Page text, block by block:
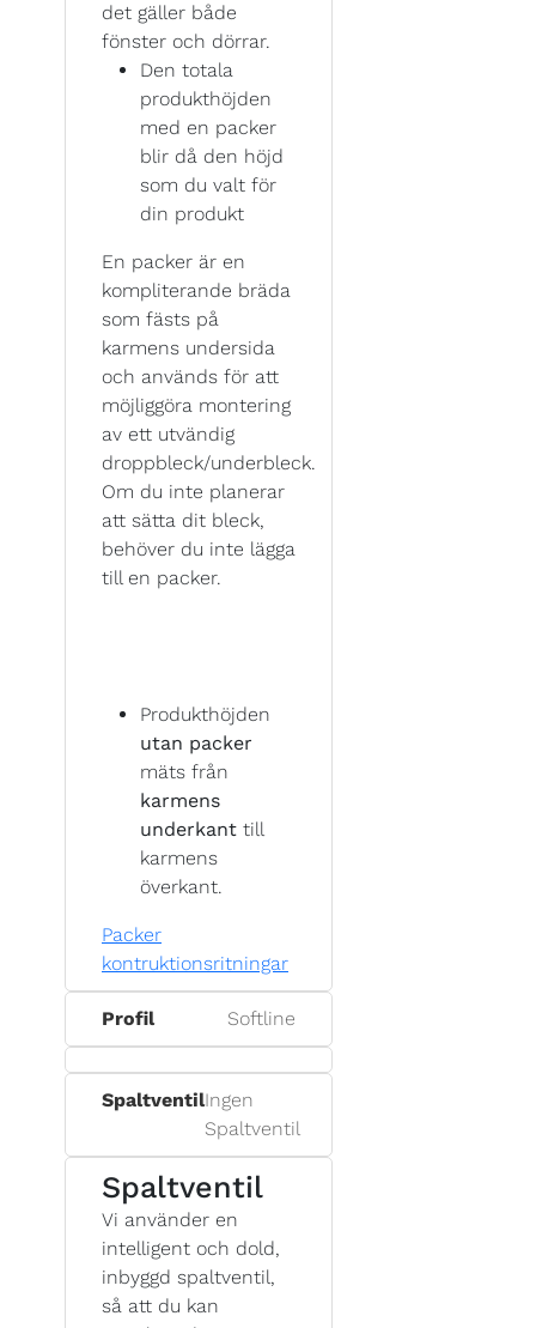
det gäller både
fönster och dörrar.
Den totala
produkthöjden
med en packer
blir då den höjd
som du valt för
din produkt
En packer är en
kompliterande bräda
som fästs på
karmens undersida
och används för att
möjliggöra montering
av ett utvändig
droppbleck/underbleck.
Om du inte planerar
att sätta dit bleck,
behöver du inte lägga
till en packer.
Produkthöjden
utan packer
mäts från
karmens
underkant till
karmens
överkant.
Packer
kontruktionsritningar
Profil Softline
SpaltventilIngen
Spaltventil
Spaltventil
Vi använder en
intelligent och dold,
inbyggd spaltventil,
så att du kan